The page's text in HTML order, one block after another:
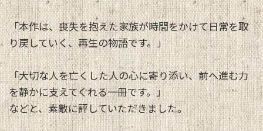
「本作は、喪失を抱えた家族が時間をかけて日常を取
り戻していく、再生の物語です。」
「大切な人を亡くした人の心に寄り添い、前へ進む力
を静かに支えてくれる一冊です。」
などと、素敵に評していただきました。